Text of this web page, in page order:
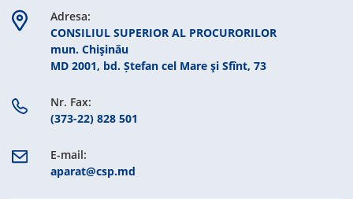
Adresa:
CONSILIUL SUPERIOR AL PROCURORILOR
mun. Chişinău
MD 2001, bd. Ștefan cel Mare şi Sfînt, 73
Nr. Fax:
(373-22) 828 501
E-mail:
aparat@csp.md